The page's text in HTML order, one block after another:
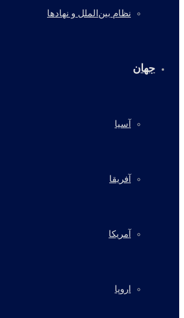
نظام بین‌الملل و نهادها
جهان
آسیا
آفریقا
آمریکا
اروپا